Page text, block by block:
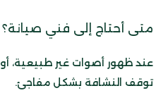
متى أحتاج إلى فني صيانة؟
عند ظهور أصوات غير طبيعية،
توقف النشافة بشكل مفاجئ.